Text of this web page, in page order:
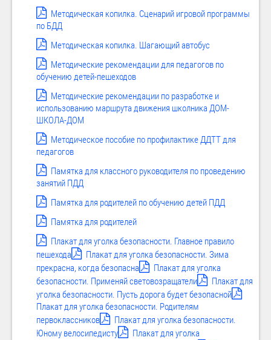
Методическая копилка. Сценарий игровой программы
по БДД
Методическая копилка. Шагающий автобус
Методические рекомендации для педагогов по
обучению детей-пешеходов
Методические рекомендации по разработке и
использованию маршрута движения школника ДОМ-
ШКОЛА-ДОМ
Методическое пособие по профилактике ДДТТ для
педагогов
Памятка для классного руководителя по проведению
занятий ПДД
Памятка для родителей по обучению детей ПДД
Памятка для родителей
Плакат для уголка безопасности. Главное правило
пешехода
Плакат для уголка безопасности. Зима
прекрасна, когда безопасна
Плакат для уголка
безопасности. Применяй световозращатели
Плакат для
уголка безопасности. Пусть дорога будет безопасной
Плакат для уголка безопасности. Родителям
первоклассников
Плакат для уголка безопасности.
Юному велосипедисту
Плакат для уголка